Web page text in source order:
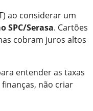
ao considerar um
SPC/Serasa. Cartões
cobram juros altos
entender as taxas
não criar